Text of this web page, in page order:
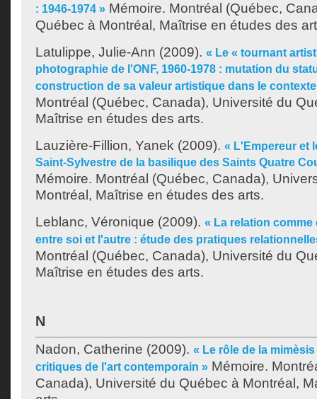
: 1946-1974 » Mémoire. Montréal (Québec,
Québec à Montréal, Maîtrise en études des
Latulippe, Julie-Ann (2009). « Le « tournant
photographie de l'ONF, 1960-1978 : mutation du
construction de sa valeur artistique dans le
Montréal (Québec, Canada), Université du
Maîtrise en études des arts.
Lauzière-Fillion, Yanek (2009). « L'Empereur et
Saint-Sylvestre de la basilique des Saints Quatre
Mémoire. Montréal (Québec, Canada),
Montréal, Maîtrise en études des arts.
Leblanc, Véronique (2009). « La relation
entre soi et l'autre : étude des pratiques
Montréal (Québec, Canada), Université du
Maîtrise en études des arts.
N
Nadon, Catherine (2009). « Le rôle de la
critiques de l'art contemporain » Mémoire.
Canada), Université du Québec à Montréal,